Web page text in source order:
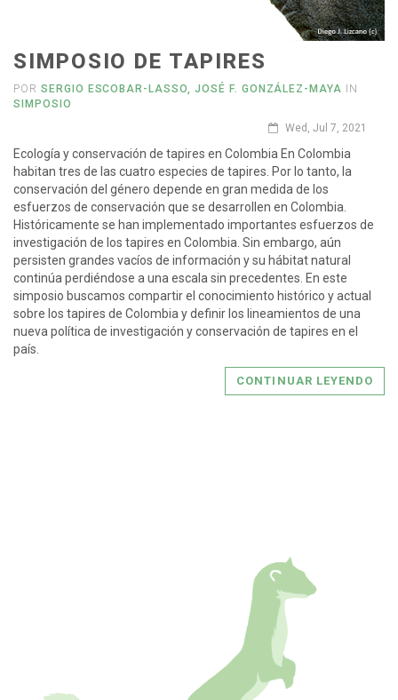
SIMPOSIO DE TAPIRES
POR SERGIO ESCOBAR-LASSO, JOSÉ F. GONZÁLEZ-MAYA IN
SIMPOSIO
Wed, Jul 7, 2021
Ecología y conservación de tapires en Colombia En Colombia
habitan tres de las cuatro especies de tapires. Por lo tanto, la
conservación del género depende en gran medida de los
esfuerzos de conservación que se desarrollen en Colombia.
Históricamente se han implementado importantes esfuerzos de
investigación de los tapires en Colombia. Sin embargo, aún
persisten grandes vacíos de información y su hábitat natural
continúa perdiéndose a una escala sin precedentes. En este
simposio buscamos compartir el conocimiento histórico y actual
sobre los tapires de Colombia y definir los lineamientos de una
nueva política de investigación y conservación de tapires en el
país.
CONTINUAR LEYENDO